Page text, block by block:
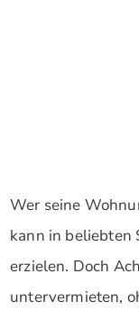
Wer seine
kann in beliebten
erzielen. Doch
untervermieten,